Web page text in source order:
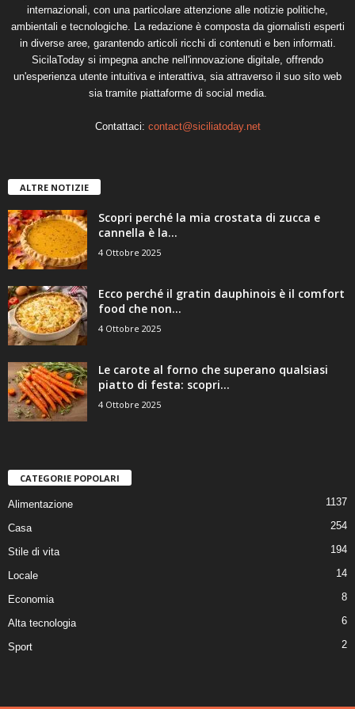
internazionali, con una particolare attenzione alle notizie politiche,
ambientali e tecnologiche. La redazione è composta da giornalisti esperti
in diverse aree, garantendo articoli ricchi di contenuti e ben informati.
SicilaToday si impegna anche nell'innovazione digitale, offrendo
un'esperienza utente intuitiva e interattiva, sia attraverso il suo sito web
sia tramite piattaforme di social media.
Contattaci: contact@siciliatoday.net
ALTRE NOTIZIE
Scopri perché la mia crostata di zucca e
cannella è la...
4 Ottobre 2025
Ecco perché il gratin dauphinois è il comfort
food che non...
4 Ottobre 2025
Le carote al forno che superano qualsiasi
piatto di festa: scopri...
4 Ottobre 2025
CATEGORIE POPOLARI
Alimentazione 1137
Casa 254
Stile di vita 194
Locale 14
Economia 8
Alta tecnologia 6
Sport 2